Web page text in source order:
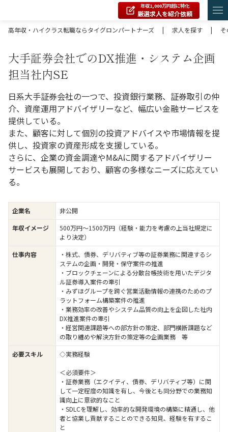
年収1,000万円超に特化
厳選求人を紹介依頼
高年収・ハイクラス転職ならタイグロンパートナーズ
| 求人を探す |
大手証券会社でのDX推進・システム企画
担当社内SE
日系大手証券会社の一つで、投資銀行業務、証券取引の仲
介、資産運用アドバイザリーなど、幅広い金融サービスを
提供している。
また、顧客に対して個別の投資アドバイスや市場情報を提
供し、投資家の資産形成を支援している。
さらに、企業の資金調達やM&Aに関するアドバイザリー
サービスも展開しており、顧客の多様なニーズに応えてい
る。
企業名
非公開
年収イメージ
500万円〜1500万円（経験・能力を考慮の上当社規定に
より決定）
仕事内容
・株式、債券、デリバティブ等の証券業務に関連するシ
ステムの企画・開発・保守案件の推進
・ブロックチェーンによる分散台帳技術を用いたデジタ
ル証券導入案件の牽引
・みずほグループを跨ぐ営業活動情報の連携のためのプ
ラットフォーム構築案件の推進
・業務効率の改善やシステム品質の向上を企図した社内
DX推進案件の牽引
・経営関連課題等への部方針の策定、部門横断課題など
の取り纏めや解決方針の策定等の企画業務 等
必要スキル
◇実務経験
＜必須要件＞
・証券業務（エクイティ、債券、デリバティブ等）に関
して一定程度の知識を有し、今後とも同分野での業務知
識向上に意欲的なこと
・SDLCを理解し、効率的な開発環境の構築に精通し、他
者と協業し貢献することのできる知見、経験を有するこ
と